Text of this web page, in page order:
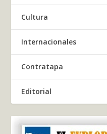
Cultura
Internacionales
Contratapa
Editorial